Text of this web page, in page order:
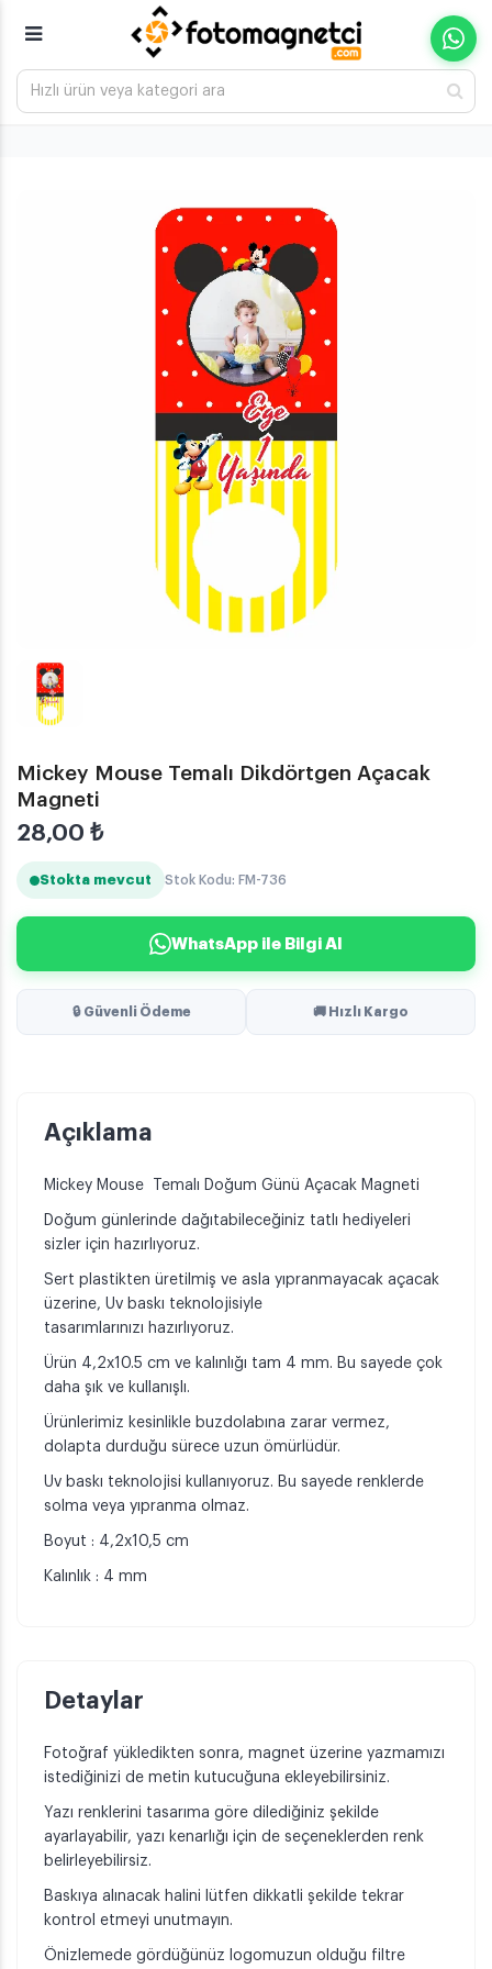
Mickey Mouse Temalı Dikdörtgen Açacak
Magneti
28,00 ₺
Stokta mevcut Stok Kodu: FM-736
WhatsApp ile Bilgi Al
🔒 Güvenli Ödeme 🚚 Hızlı Kargo
Açıklama
Mickey Mouse Temalı Doğum Günü Açacak Magneti
Doğum günlerinde dağıtabileceğiniz tatlı hediyeleri
sizler için hazırlıyoruz.
Sert plastikten üretilmiş ve asla yıpranmayacak açacak
üzerine, Uv baskı teknolojisiyle
tasarımlarınızı hazırlıyoruz.
Ürün 4,2x10.5 cm ve kalınlığı tam 4 mm. Bu sayede çok
daha şık ve kullanışlı.
Ürünlerimiz kesinlikle buzdolabına zarar vermez,
dolapta durduğu sürece uzun ömürlüdür.
Uv baskı teknolojisi kullanıyoruz. Bu sayede renklerde
solma veya yıpranma olmaz.
Boyut : 4,2x10,5 cm
Kalınlık : 4 mm
Detaylar
Fotoğraf yükledikten sonra, magnet üzerine yazmamızı
istediğinizi de metin kutucuğuna ekleyebilirsiniz.
Yazı renklerini tasarıma göre dilediğiniz şekilde
ayarlayabilir, yazı kenarlığı için de seçeneklerden renk
belirleyebilirsiz.
Baskıya alınacak halini lütfen dikkatli şekilde tekrar
kontrol etmeyi unutmayın.
Önizlemede gördüğünüz logomuzun olduğu filtre